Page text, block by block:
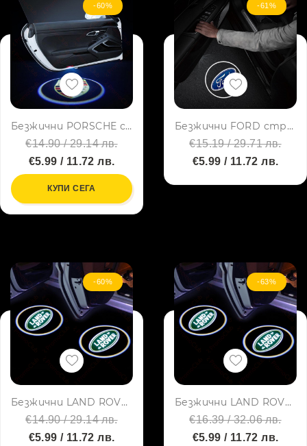
-60%
Безжични PORSCHE странични светлини за врата на кола JQ-666, 2 броя LED лого
€14.90 / 29.14 лв.
€5.99 / 11.72 лв.
КУПИ СЕГА
-61%
Безжични FORD странични светлини за врата на кола JQ-666, 2 броя, LED лого
€15.19 / 29.71 лв.
€5.99 / 11.72 лв.
-60%
Безжични LAND ROVER странични светлини за врата на кола JQ-666, 2 броя LED лого
€14.90 / 29.14 лв.
€5.99 / 11.72 лв.
-63%
Безжични LAND ROVER странични светлини за врата на кола JQ-666, 2 броя LED лого
€16.39 / 32.06 лв.
€5.99 / 11.72 лв.